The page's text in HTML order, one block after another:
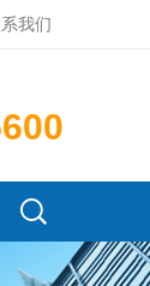
我们